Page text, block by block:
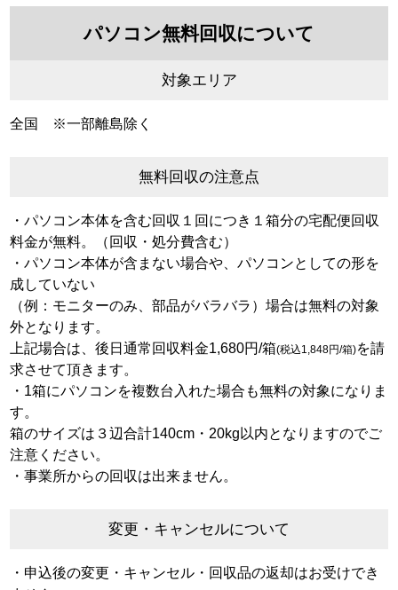
パソコン無料回収について
対象エリア
全国 ※一部離島除く
無料回収の注意点
・パソコン本体を含む回収１回につき１箱分の宅配便回収
料金が無料。（回収・処分費含む）
・パソコン本体が含まない場合や、パソコンとしての形を
成していない
（例：モニターのみ、部品がバラバラ）場合は無料の対象
外となります。
上記場合は、後日通常回収料金1,680円/箱(税込1,848円/箱)を請
求させて頂きます。
・1箱にパソコンを複数台入れた場合も無料の対象になりま
す。
箱のサイズは３辺合計140cm・20kg以内となりますのでご
注意ください。
・事業所からの回収は出来ません。
変更・キャンセルについて
・申込後の変更・キャンセル・回収品の返却はお受けでき